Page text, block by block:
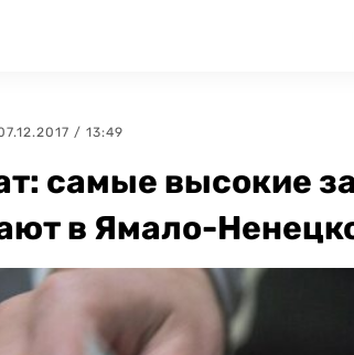
07.12.2017 / 13:49
самые высокие
в Ямало-